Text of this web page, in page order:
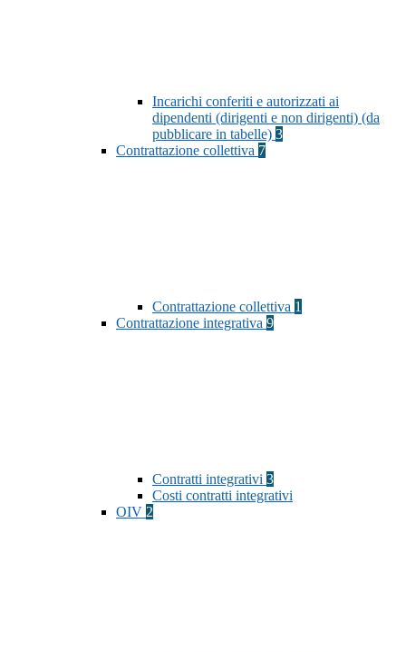
Incarichi conferiti e autorizzati ai
dipendenti (dirigenti e non dirigenti) (da
pubblicare in tabelle) 3
Contrattazione collettiva 7
Contrattazione collettiva 1
Contrattazione integrativa 9
Contratti integrativi 3
Costi contratti integrativi
OIV 2